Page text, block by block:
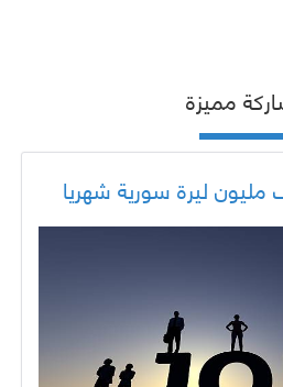
مميزة
ليرة سورية شهريا